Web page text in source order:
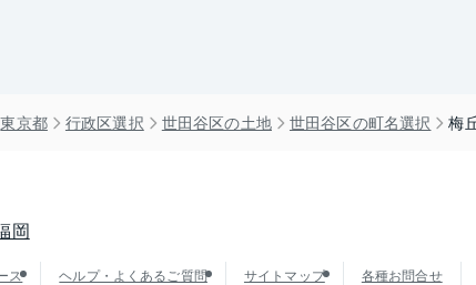
東京都 行政区選択 世田谷区の土地 世田谷区の町名選択 梅
岡
ス ヘルプ・よくあるご質問 サイトマップ
各種お問合せ